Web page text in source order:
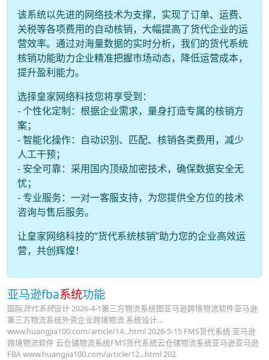
该系统以先进的网络技术为支撑，实现了订单、运费、
关税等各项费用的自动核销，大幅提高了货代企业的运
营效率。通过对海量数据的实时分析，我们的货代系统
核销功能助力企业精准把握市场动态，降低运营成本，
提升盈利能力。
选择皇家网络科技您将享受到：
- 个性化定制：根据企业需求，量身打造专属的核销方
案；
- 智能化操作：自动识别、匹配、核销各类费用，减少
人工干预；
- 安全可靠：采用国内顶级加密技术，确保数据安全无
忧；
- 专业服务：一对一客服支持，为您提供全方位的技术
咨询与售后服务。
让皇家网络科技的“货代系统核销”助力您的企业高效运
营，共创辉煌！
亚马逊fba系统功能
国际 货代系统设计 2026-4-1第三方物流系统图亚马逊跨境物流软件亚马逊
第三方物流系统外资企业跨境物流 系统设计...
www.huangjia100.com/article/14...html 2026-5-15 FMS货代系统 亚马逊
跨境物流软件 云仓储物流系统FMS货代系统云仓储物流系统亚马逊亚马逊
FBA www.huangjia100.com/article/12...html 202